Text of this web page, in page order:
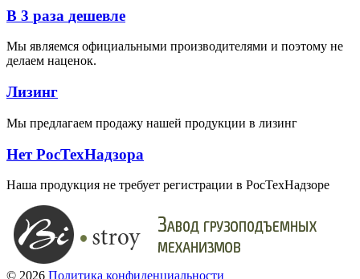
В 3 раза дешевле
Мы являемся официальными производителями и поэтому не
делаем наценок.
Лизинг
Мы предлагаем продажу нашей продукции в лизинг
Нет РосТехНадзора
Наша продукция не требует регистрации в РосТехНадзоре
© 2026 Политика конфиденциальности